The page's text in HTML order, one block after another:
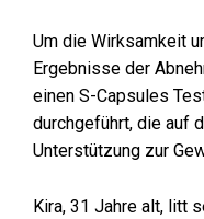
Um die Wirksamkeit
Ergebnisse der
einen S-Capsules
durchgeführt, die auf
Unterstützung zur
Kira, 31 Jahre alt, litt